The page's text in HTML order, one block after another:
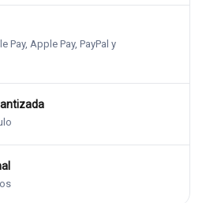
Pay, Apple Pay, PayPal y